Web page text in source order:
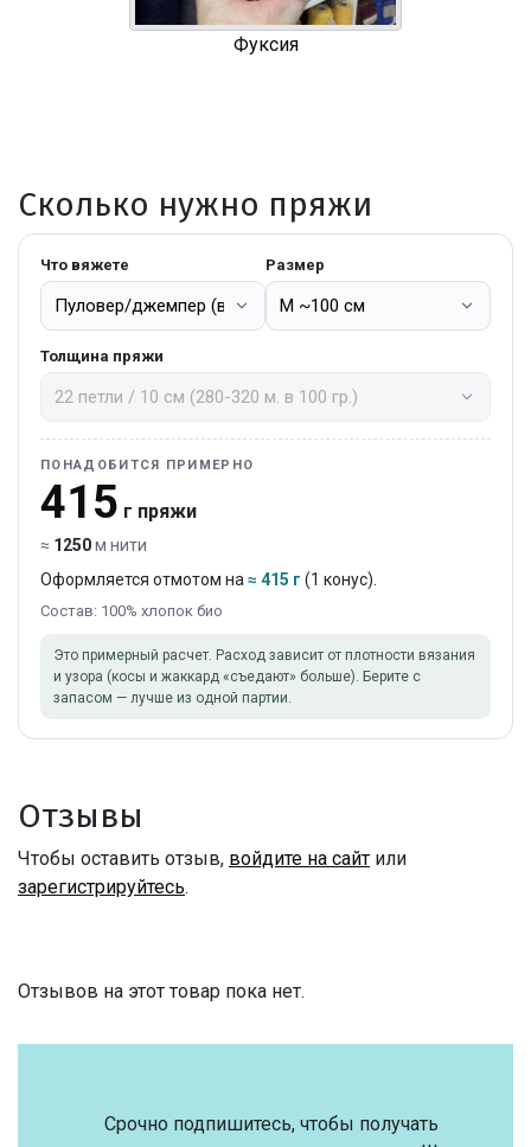
Фуксия
Сколько нужно пряжи
Что вяжете Размер
Толщина пряжи
ПОНАДОБИТСЯ ПРИМЕРНО
415 г пряжи
≈ 1250м нити
Оформляется отмотом на≈ 415 г (1 конус).
Состав: 100% хлопок био
Это примерный расчет. Расход зависит от плотности вязания
и узора (косы и жаккард «съедают» больше). Берите с
запасом — лучше из одной партии.
Отзывы
Чтобы оставить отзыв, войдите на сайт или
зарегистрируйтесь.
Отзывов на этот товар пока нет.
Срочно подпишитесь, чтобы получать